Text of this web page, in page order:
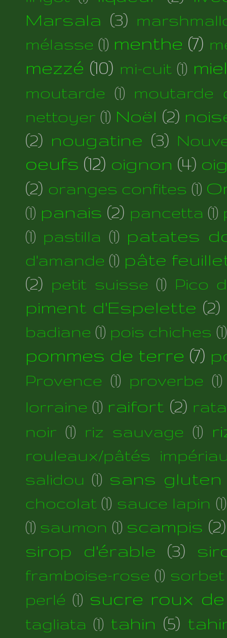
Marsala (3)
mélasse (1) menthe (7)
mezzé (10) mi-cuit (1) miel
moutarde (1) moutarde
nettoyer (1) Noël (2)
(2) nougatine (3)
oeufs (12) oignon (4)
(2) oranges confites (1)
(1) panais (2) pancetta (1)
(1) pastilla (1) patates
d'amande (1) pâte
(2) petit suisse (1) Pico
piment d'Espelette (2)
badiane (1) pois chiches (1)
pommes de terre (7)
Provence (1) proverbe (1)
lorraine (1) raifort (2)
noir (1) riz sauvage (1)
rouleaux/pâtés
salidou (1) sans gluten
chocolat (1) sauce lapin (1)
(1) saumon (1) scampis (2)
sirop d'érable
(3)
framboise-rose (1)
perlé (1) sucre roux
tagliata (1) tahin (5)